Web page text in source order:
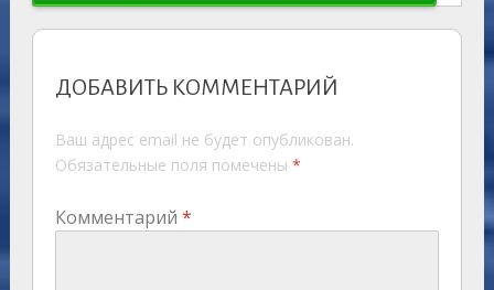
ДОБАВИТЬ КОММЕНТАРИЙ
Ваш адрес email не будет опубликован.
Обязательные поля помечены *
Комментарий *